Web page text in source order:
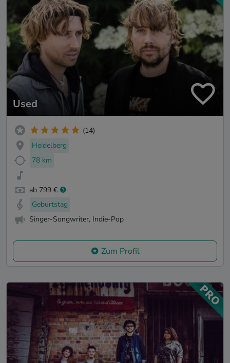
Used
(14)
Heidelberg
78 km
ab 799 €
Geburtstag
Singer-Songwriter, Indie-Pop
Zum Profil